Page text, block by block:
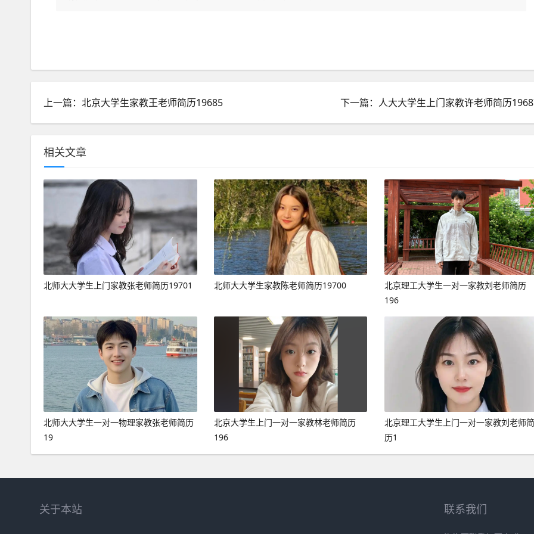
上一篇：北京大学生家教王老师简历19685 下一篇：人大大学生上门家教许老师简历
相关文章
北师大大学生上门家教张老师简历19701 北师大大学生家教陈老师简历19700
北京理工大学生一对一家教刘老师简历
196
北师大大学生一对一物理家教张老师简历
19
北京大学生上门一对一家教林老师简历
196
北京理工大学生上门一对一家教刘老师简
历1
关于本站 联系我们